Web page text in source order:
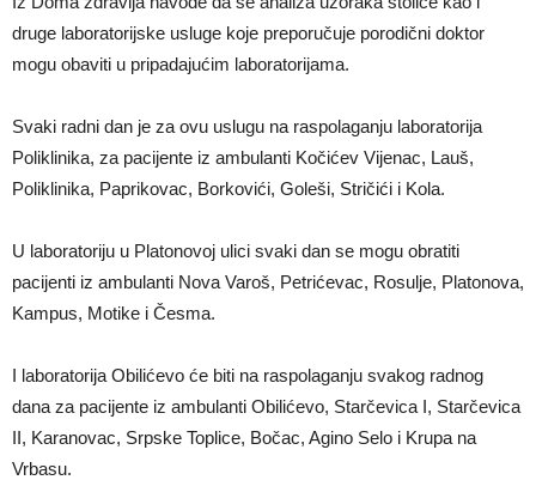
druge laboratorijske usluge koje preporučuje porodični doktor
mogu obaviti u pripadajućim laboratorijama.
Svaki radni dan je za ovu uslugu na raspolaganju laboratorija
Poliklinika, za pacijente iz ambulanti Kočićev Vijenac, Lauš,
Poliklinika, Paprikovac, Borkovići, Goleši, Stričići i Kola.
U laboratoriju u Platonovoj ulici svaki dan se mogu obratiti
pacijenti iz ambulanti Nova Varoš, Petrićevac, Rosulje, Platonova,
Kampus, Motike i Česma.
I laboratorija Obilićevo će biti na raspolaganju svakog radnog
dana za pacijente iz ambulanti Obilićevo, Starčevica I, Starčevica
II, Karanovac, Srpske Toplice, Bočac, Agino Selo i Krupa na
Vrbasu.